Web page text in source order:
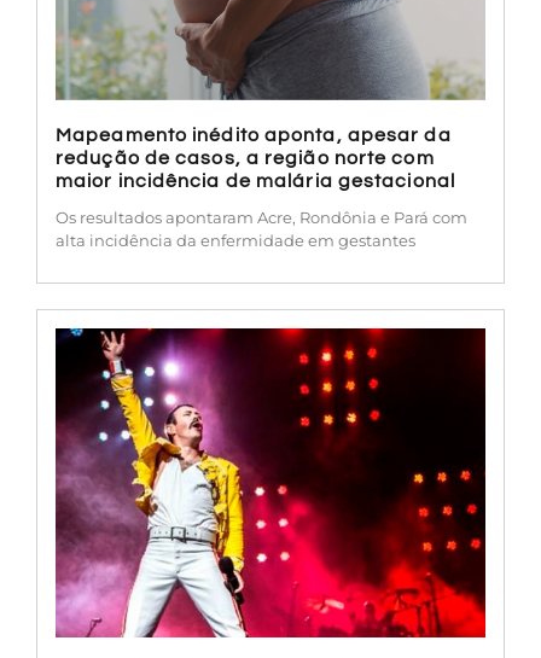
Mapeamento inédito aponta, apesar da
redução de casos, a região norte com
maior incidência de malária gestacional
Os resultados apontaram Acre, Rondônia e Pará com
alta incidência da enfermidade em gestantes